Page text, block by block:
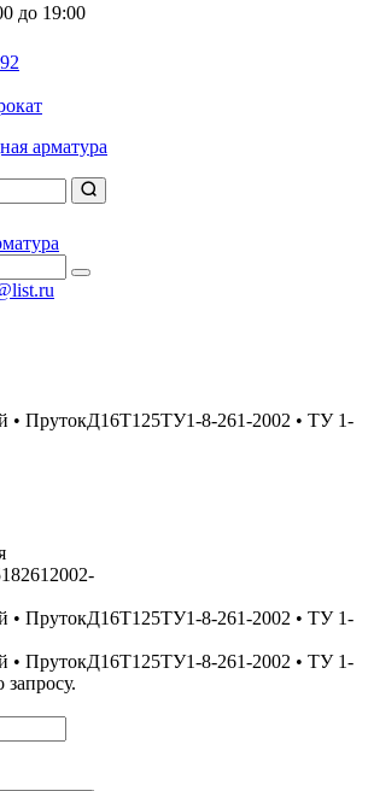
до 19:00
арматура
• ПрутокД16Т125ТУ1-8-261-2002 • ТУ 1-
• ПрутокД16Т125ТУ1-8-261-2002 • ТУ 1-
• ПрутокД16Т125ТУ1-8-261-2002 • ТУ 1-